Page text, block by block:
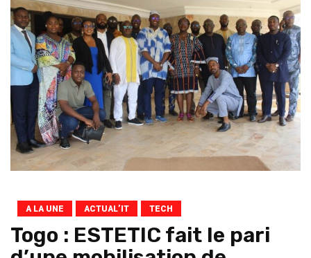
A LA UNE ACTUAL’IT TECH
Togo : ESTETIC fait le pari